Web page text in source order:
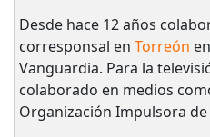
Desde hace 12 años
corresponsal en Torreón
Vanguardia. Para la
colaborado en medios
Organización Impulsora de